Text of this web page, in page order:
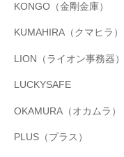
KONGO（金剛金庫）
KUMAHIRA（クマヒラ）
LION（ライオン事務器）
LUCKYSAFE
OKAMURA（オカムラ）
PLUS（プラス）